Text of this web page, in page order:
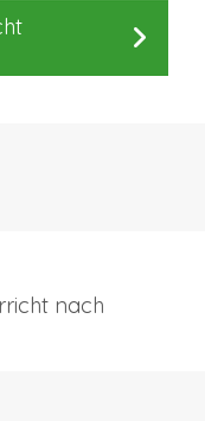
nach